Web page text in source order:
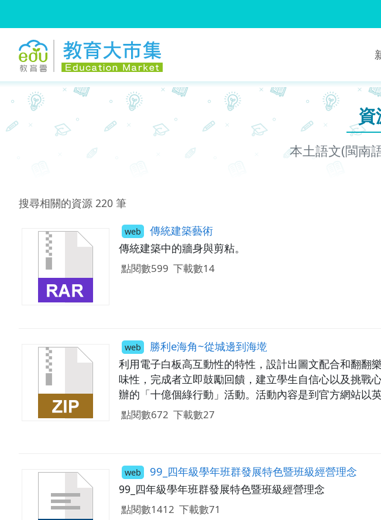
資
本土語文(閩南
搜尋相關的資源 220 筆
web 傳統建築藝術
傳統建築中的牆身與剪粘。
點閱數599 下載數14
web 勝利e海角~從城邊到海墘
利用電子白板高互動性的特性，設計出圖文配合和翻翻
味性，完成者立即鼓勵回饋，建立學生自信心以及挑戰
辦的「十億個綠行動」活動。活動內容是到官方網站以
（當然是透過英語），同時也閱讀觀摹其他人所張貼的
language與世界地球村民互動、溝通、分享。
點閱數672 下載數27
web 99_四年級學年班群發展特色暨班級經營理念
99_四年級學年班群發展特色暨班級經營理念
點閱數1412 下載數71